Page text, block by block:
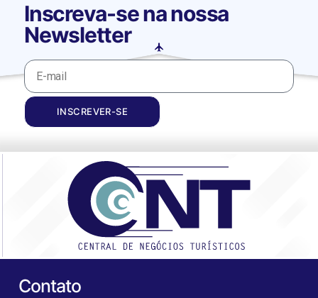
Inscreva-se na nossa
Newsletter
INSCREVER-SE
Contato